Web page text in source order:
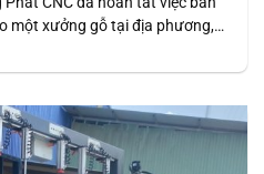
một xưởng gỗ tại địa phương,
sản xuất cần xử lý bề mặt gỗ